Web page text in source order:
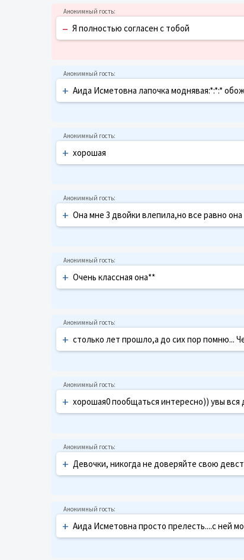
– Я полностью согласен с тобой
+ Аида Исметовна лапочка моднявая:*:*:*
+ хорошая
+ Она мне 3 двойки влепила,но все равно она
+ Очень классная она**
+ столько лет прошло,а до сих пор помню...
+ хорошая0 пообщаться интересно)) увы
+ Девочки, никогда не доверяйте свою
+ Аида Исметовна просто прелесть....с ней